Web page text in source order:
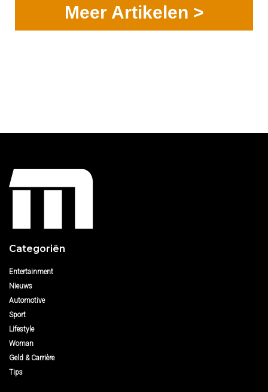
Meer Artikelen >
Categoriën
Entertainment
Nieuws
Automotive
Sport
Lifestyle
Woman
Geld & Carrière
Tips